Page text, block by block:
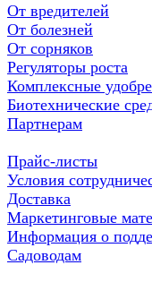
От вредителей
От болезней
От сорняков
Регуляторы роста
Комплексные
Биотехнические
Партнерам
Прайс-листы
Условия
Доставка
Маркетинговые
Информация о
Садоводам